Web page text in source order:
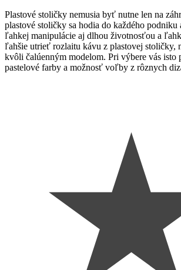
Plastové stoličky nemusia byť nutne len na
plastové stoličky sa hodia do každého
ľahkej manipulácie aj dlhou životnosťou a
ľahšie utrieť rozlaitu kávu z plastovej stoličky,
kvôli čalúenným modelom. Pri výbere vás isto
pastelové farby a možnosť voľby z rôznych